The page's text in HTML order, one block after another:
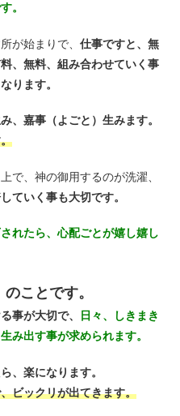
。
が始まりで、 仕事ですと、無
、無料、組み合わせていく事
ります。
、嘉事（よごと）生みます。
で、神の御用するのが洗濯、
ていく事も大切です。
れたら、心配ごとが嬉し嬉し
ことです。
事が大切で、
日々、しきまき
み出す事が求められます。
、楽になります。
ビックリが出てきます。